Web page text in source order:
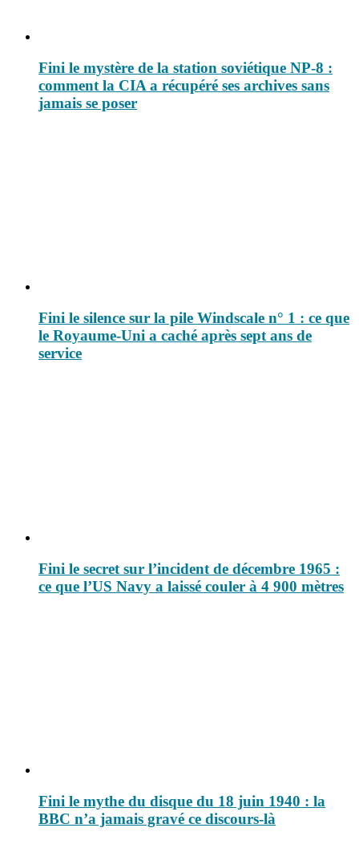
Fini le mystère de la station soviétique NP-8 :
comment la CIA a récupéré ses archives sans
jamais se poser
Fini le silence sur la pile Windscale n° 1 : ce que
le Royaume-Uni a caché après sept ans de
service
Fini le secret sur l’incident de décembre 1965 :
ce que l’US Navy a laissé couler à 4 900 mètres
Fini le mythe du disque du 18 juin 1940 : la
BBC n’a jamais gravé ce discours-là